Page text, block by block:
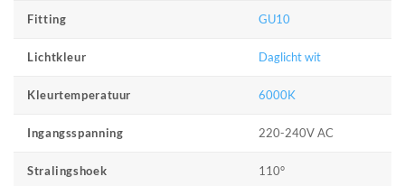
Fitting GU10
Lichtkleur Daglicht wit
Kleurtemperatuur 6000K
Ingangsspanning 220-240V AC
Stralingshoek 110°